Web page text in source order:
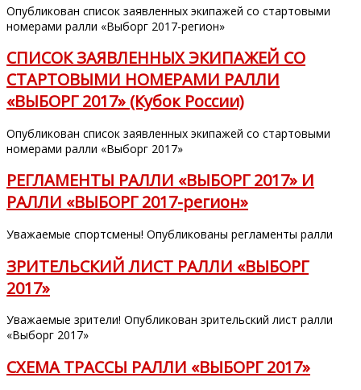
Опубликован список заявленных экипажей со стартовыми
номерами ралли «Выборг 2017-регион»
СПИСОК ЗАЯВЛЕННЫХ ЭКИПАЖЕЙ СО
СТАРТОВЫМИ НОМЕРАМИ РАЛЛИ
«ВЫБОРГ 2017» (Кубок России)
Опубликован список заявленных экипажей со стартовыми
номерами ралли «Выборг 2017»
РЕГЛАМЕНТЫ РАЛЛИ «ВЫБОРГ 2017» И
РАЛЛИ «ВЫБОРГ 2017-регион»
Уважаемые спортсмены! Опубликованы регламенты ралли
ЗРИТЕЛЬСКИЙ ЛИСТ РАЛЛИ «ВЫБОРГ
2017»
Уважаемые зрители! Опубликован зрительский лист ралли
«Выборг 2017»
СХЕМА ТРАССЫ РАЛЛИ «ВЫБОРГ 2017»